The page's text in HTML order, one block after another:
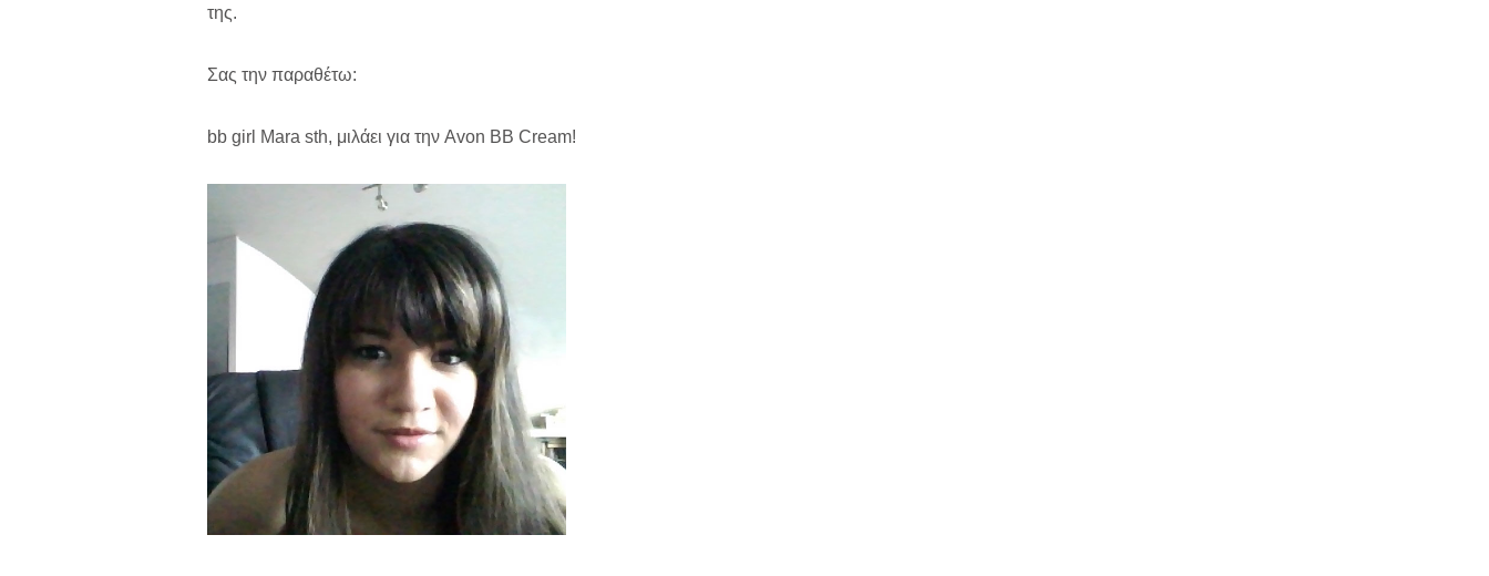
της.
Σας την παραθέτω:
bb girl Mara sth, μιλάει για την Avon BB Cream!